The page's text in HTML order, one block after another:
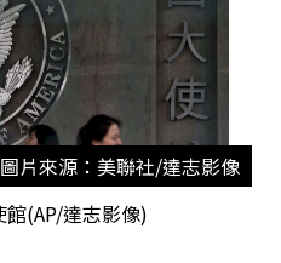
圖片來源：美聯社/達志影像
(AP/達志影像)